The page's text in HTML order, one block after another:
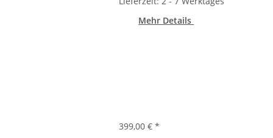
Mehr Details
399,00 €*